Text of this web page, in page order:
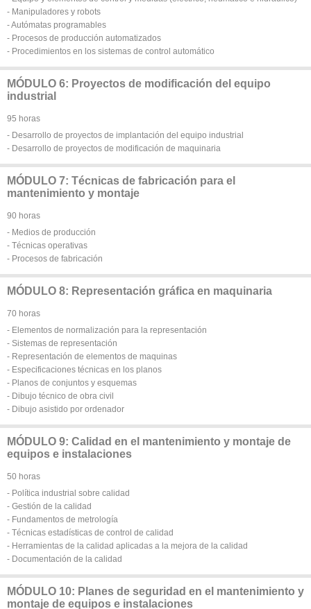
- Manipuladores y robots
- Autómatas programables
- Procesos de producción automatizados
- Procedimientos en los sistemas de control automático
MÓDULO 6: Proyectos de modificación del equipo
industrial
95 horas
- Desarrollo de proyectos de implantación del equipo industrial
- Desarrollo de proyectos de modificación de maquinaria
MÓDULO 7: Técnicas de fabricación para el
mantenimiento y montaje
90 horas
- Medios de producción
- Técnicas operativas
- Procesos de fabricación
MÓDULO 8: Representación gráfica en maquinaria
70 horas
- Elementos de normalización para la representación
- Sistemas de representación
- Representación de elementos de maquinas
- Especificaciones técnicas en los planos
- Planos de conjuntos y esquemas
- Dibujo técnico de obra civil
- Dibujo asistido por ordenador
MÓDULO 9: Calidad en el mantenimiento y montaje de
equipos e instalaciones
50 horas
- Política industrial sobre calidad
- Gestión de la calidad
- Fundamentos de metrología
- Técnicas estadísticas de control de calidad
- Herramientas de la calidad aplicadas a la mejora de la calidad
- Documentación de la calidad
MÓDULO 10: Planes de seguridad en el mantenimiento y
montaje de equipos e instalaciones